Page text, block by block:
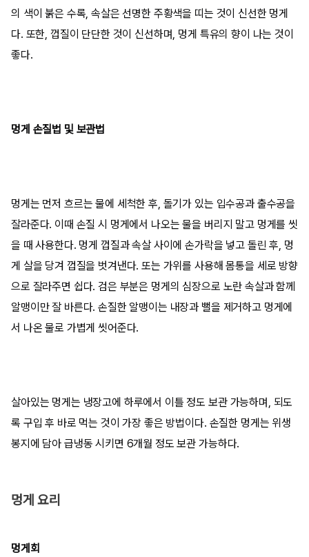
의 색이 붉은 수록, 속살은 선명한 주황색을 띠는 것이 신선한 멍게
다. 또한, 껍질이 단단한 것이 신선하며, 멍게 특유의 향이 나는 것이
좋다.
멍게 손질법 및 보관법
멍게는 먼저 흐르는 물에 세척한 후, 돌기가 있는 입수공과 출수공을
잘라준다. 이때 손질 시 멍게에서 나오는 물을 버리지 말고 멍게를 씻
을 때 사용한다. 멍게 껍질과 속살 사이에 손가락을 넣고 돌린 후, 멍
게 살을 당겨 껍질을 벗겨낸다. 또는 가위를 사용해 몸통을 세로 방향
으로 잘라주면 쉽다. 검은 부분은 멍게의 심장으로 노란 속살과 함께
알맹이만 잘 바른다. 손질한 알맹이는 내장과 뻘을 제거하고 멍게에
서 나온 물로 가볍게 씻어준다.
살아있는 멍게는 냉장고에 하루에서 이틀 정도 보관 가능하며, 되도
록 구입 후 바로 먹는 것이 가장 좋은 방법이다. 손질한 멍게는 위생
봉지에 담아 급냉동 시키면 6개월 정도 보관 가능하다.
멍게 요리
멍게회